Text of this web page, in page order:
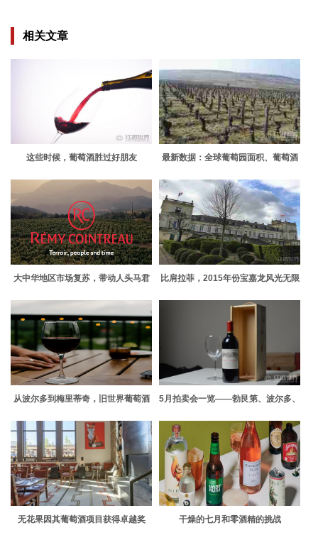
相关文章
这些时候，葡萄酒胜过好朋友
最新数据：全球葡萄园面积、葡萄酒
大中华地区市场复苏，带动人头马君
比肩拉菲，2015年份宝嘉龙风光无限
从波尔多到梅里蒂奇，旧世界葡萄酒
5月拍卖会一览——勃艮第、波尔多、
无花果因其葡萄酒项目获得卓越奖 干燥的七月和零酒精的挑战